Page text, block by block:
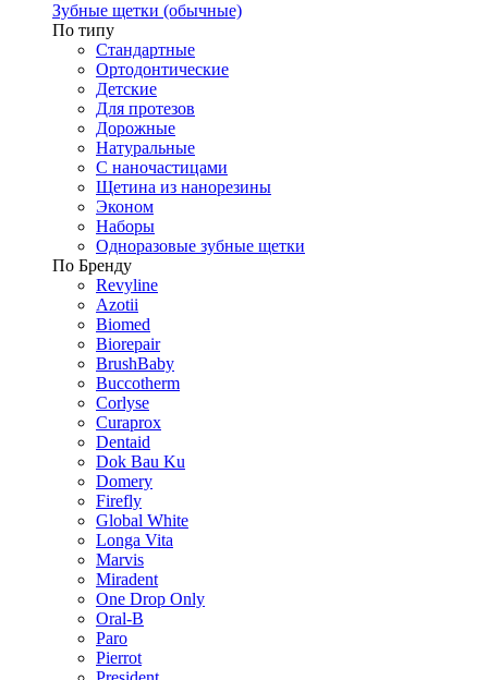
Зубные щетки (обычные)
По типу
Стандартные
Ортодонтические
Детские
Для протезов
Дорожные
Натуральные
С наночастицами
Щетина из нанорезины
Эконом
Наборы
Одноразовые зубные щетки
По Бренду
Revyline
Azotii
Biomed
Biorepair
BrushBaby
Buccotherm
Corlyse
Curaprox
Dentaid
Dok Bau Ku
Domery
Firefly
Global White
Longa Vita
Marvis
Miradent
One Drop Only
Oral-B
Paro
Pierrot